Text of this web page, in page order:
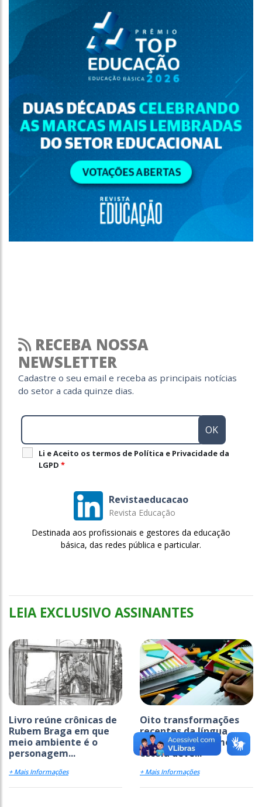
RECEBA NOSSA
NEWSLETTER
Cadastre o seu email e receba as principais notícias
do setor a cada quinze dias.
Li e Aceito os termos de Política e Privacidade da
LGPD *
Revistaeducacao
Revista Educação
Destinada aos profissionais e gestores da educação
básica, das redes pública e particular.
LEIA EXCLUSIVO ASSINANTES
Livro reúne crônicas de
Rubem Braga em que
meio ambiente é o
personagem...
+ Mais Informações
Oito transformações
recentes da língua
portuguesa e como a
escola deve...
+ Mais Informações